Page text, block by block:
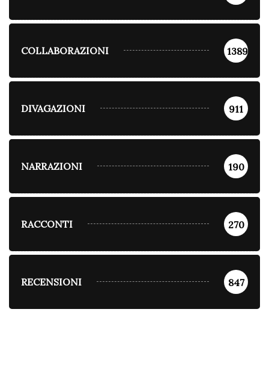
COLLABORAZIONI 1389
DIVAGAZIONI 911
NARRAZIONI 190
RACCONTI 270
RECENSIONI 847